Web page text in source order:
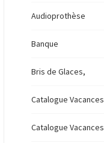
Audioprothèse
Banque
Bris de Glaces,
Catalogue Vacances
Catalogue Vacances